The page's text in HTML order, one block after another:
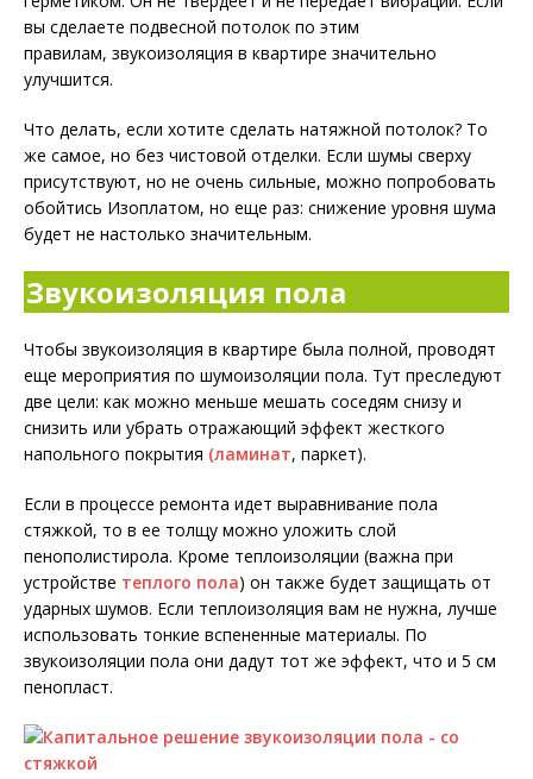
вы сделаете подвесной потолок по этим
правилам, звукоизоляция в квартире значительно
улучшится.
Что делать, если хотите сделать натяжной потолок? То
же самое, но без чистовой отделки. Если шумы сверху
присутствуют, но не очень сильные, можно попробовать
обойтись Изоплатом, но еще раз: снижение уровня шума
будет не настолько значительным.
Звукоизоляция пола
Чтобы звукоизоляция в квартире была полной, проводят
еще мероприятия по шумоизоляции пола. Тут преследуют
две цели: как можно меньше мешать соседям снизу и
снизить или убрать отражающий эффект жесткого
напольного покрытия (ламинат, паркет).
Если в процессе ремонта идет выравнивание пола
стяжкой, то в ее толщу можно уложить слой
пенополистирола. Кроме теплоизоляции (важна при
устройстве теплого пола) он также будет защищать от
ударных шумов. Если теплоизоляция вам не нужна, лучше
использовать тонкие вспененные материалы. По
звукоизоляции пола они дадут тот же эффект, что и 5 см
пенопласт.